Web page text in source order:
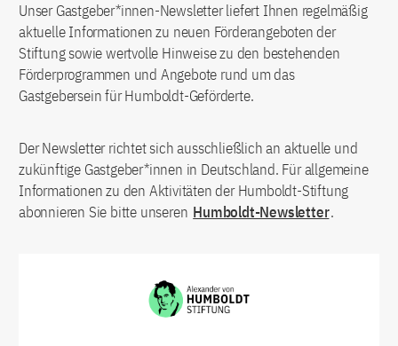
Unser Gastgeber*innen-Newsletter liefert Ihnen regelmäßig
aktuelle Informationen zu neuen Förderangeboten der
Stiftung sowie wertvolle Hinweise zu den bestehenden
Förderprogrammen und Angebote rund um das
Gastgebersein für Humboldt-Geförderte.
Der Newsletter richtet sich ausschließlich an aktuelle und
zukünftige Gastgeber*innen in Deutschland. Für allgemeine
Informationen zu den Aktivitäten der Humboldt-Stiftung
abonnieren Sie bitte unseren Humboldt-Newsletter.